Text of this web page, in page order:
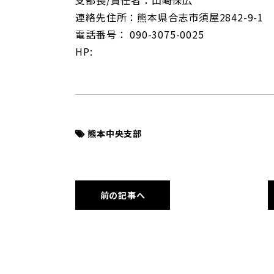
連絡先住所：熊本県合志市須屋2842-9-1
電話番号： 090-3075-0025
HP:
熊本中央支部
前の記事へ